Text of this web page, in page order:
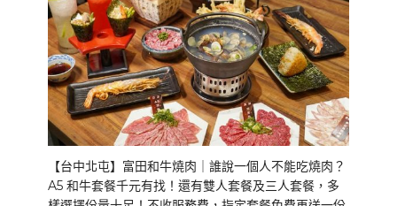
【台中北屯】富田和牛燒肉｜誰說一個人不能吃燒肉？
A5 和牛套餐千元有找！還有雙人套餐及三人套餐，多